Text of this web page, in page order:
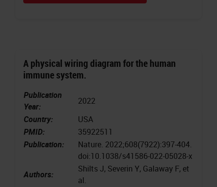
A physical wiring diagram for the human
immune system.
Publication
Year:
2022
Country:
USA
PMID:
35922511
Publication:
Nature. 2022;608(7922):397-404.
doi:10.1038/s41586-022-05028-x
Authors:
Shilts J, Severin Y, Galaway F, et
al.